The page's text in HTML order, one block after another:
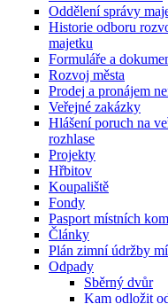
Oddělení správy
Historie odboru
majetku
Formuláře a
Rozvoj města
Prodej a pronájem
Veřejné zakázky
Hlášení poruch na
rozhlase
Projekty
Hřbitov
Koupaliště
Fondy
Pasport místních
Články
Plán zimní údržby
Odpady
Sběrný dvůr
Kam odložit